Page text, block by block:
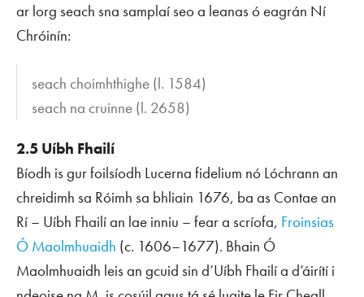
ar lorg seach sna samplaí seo a leanas ó eagrán Ní
Chróinín:
seach choimhthighe (l. 1584)
seach na cruinne (l. 2658)
2.5 Uíbh Fhailí
Bíodh is gur foilsíodh Lucerna fidelium nó Lóchrann an
chreidimh sa Róimh sa bhliain 1676, ba as Contae an
Rí – Uíbh Fhailí an lae inniu – fear a scríofa, Froinsias
Ó Maolmhuaidh (c. 1606–1677). Bhain Ó
Maolmhuaidh leis an gcuid sin d’Uíbh Fhailí a d’áirítí i